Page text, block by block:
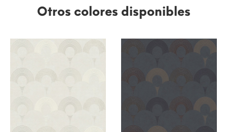
Otros colores disponibles